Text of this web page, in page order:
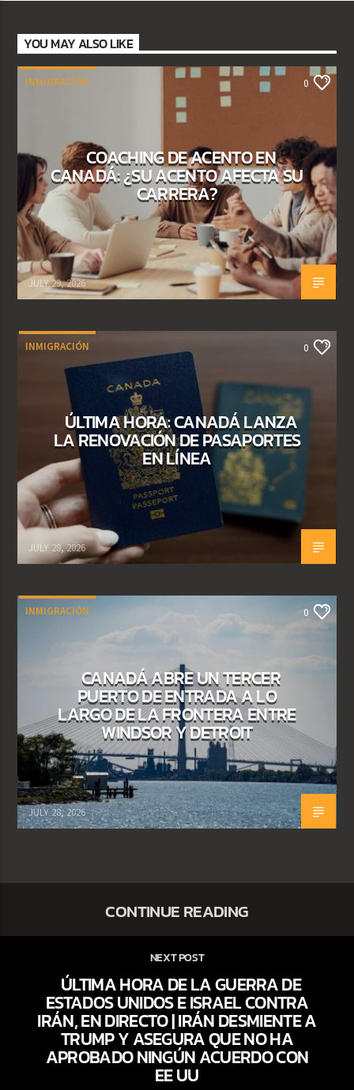
YOU MAY ALSO LIKE
INMIGRACIÓN 0
COACHING DE ACENTO EN
CANADÁ: ¿SU ACENTO AFECTA SU
CARRERA?
JULY 29, 2026
INMIGRACIÓN 0
ÚLTIMA HORA: CANADÁ LANZA
LA RENOVACIÓN DE PASAPORTES
EN LÍNEA
JULY 28, 2026
INMIGRACIÓN 0
CANADÁ ABRE UN TERCER
PUERTO DE ENTRADA A LO
LARGO DE LA FRONTERA ENTRE
WINDSOR Y DETROIT
JULY 28, 2026
CONTINUE READING
NEXT POST
ÚLTIMA HORA DE LA GUERRA DE
ESTADOS UNIDOS E ISRAEL CONTRA
IRÁN, EN DIRECTO | IRÁN DESMIENTE A
TRUMP Y ASEGURA QUE NO HA
APROBADO NINGÚN ACUERDO CON
EE UU